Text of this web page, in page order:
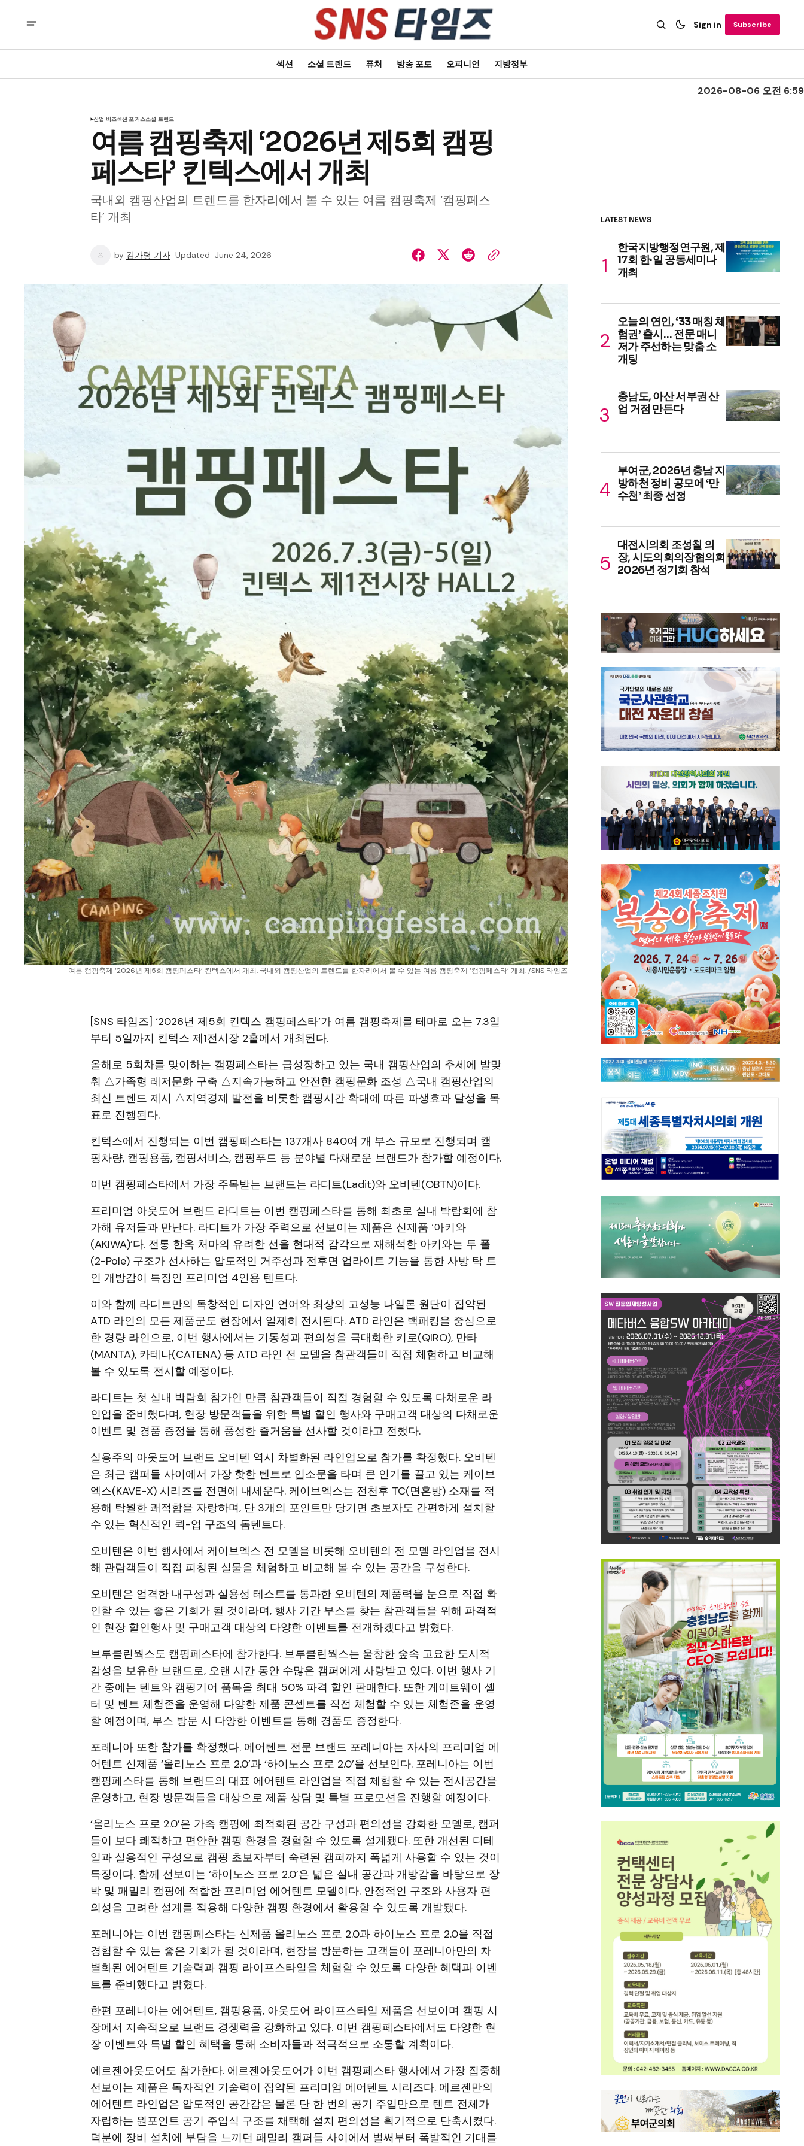
Sign in Subscribe
섹션 소셜 트렌드 퓨처 방송 포토 오피니언 지방정부
2026-08-06 오전 6:59
산업 비즈섹션 포커스소셜 트렌드
여름 캠핑축제 ‘2026년 제5회 캠핑
페스타’ 킨텍스에서 개최
국내외 캠핑산업의 트렌드를 한자리에서 볼 수 있는 여름 캠핑축제 ‘캠핑페스
타’ 개최
by 김가령 기자 Updated June 24, 2026
여름 캠핑축제 ‘2026년 제5회 캠핑페스타’ 킨텍스에서 개최. 국내외 캠핑산업의 트렌드를 한자리에서 볼 수 있는 여름 캠핑축제 ‘캠핑페스타’ 개최. /SNS 타임즈
[SNS 타임즈] ‘2026년 제5회 킨텍스 캠핑페스타’가 여름 캠핑축제를 테마로 오는 7.3일
부터 5일까지 킨텍스 제1전시장 2홀에서 개최된다.
올해로 5회차를 맞이하는 캠핑페스타는 급성장하고 있는 국내 캠핑산업의 추세에 발맞
춰 △가족형 레저문화 구축 △지속가능하고 안전한 캠핑문화 조성 △국내 캠핑산업의
최신 트렌드 제시 △지역경제 발전을 비롯한 캠핑시간 확대에 따른 파생효과 달성을 목
표로 진행된다.
킨텍스에서 진행되는 이번 캠핑페스타는 137개사 840여 개 부스 규모로 진행되며 캠
핑차량, 캠핑용품, 캠핑서비스, 캠핑푸드 등 분야별 다채로운 브랜드가 참가할 예정이다.
이번 캠핑페스타에서 가장 주목받는 브랜드는 라디트(Ladit)와 오비텐(OBTN)이다.
프리미엄 아웃도어 브랜드 라디트는 이번 캠핑페스타를 통해 최초로 실내 박람회에 참
가해 유저들과 만난다. 라디트가 가장 주력으로 선보이는 제품은 신제품 ‘아키와
(AKIWA)’다. 전통 한옥 처마의 유려한 선을 현대적 감각으로 재해석한 아키와는 투 폴
(2-Pole) 구조가 선사하는 압도적인 거주성과 전후면 업라이트 기능을 통한 사방 탁 트
인 개방감이 특징인 프리미엄 4인용 텐트다.
이와 함께 라디트만의 독창적인 디자인 언어와 최상의 고성능 나일론 원단이 집약된
ATD 라인의 모든 제품군도 현장에서 일제히 전시된다. ATD 라인은 백패킹을 중심으로
한 경량 라인으로, 이번 행사에서는 기동성과 편의성을 극대화한 키로(QIRO), 만타
(MANTA), 카테나(CATENA) 등 ATD 라인 전 모델을 참관객들이 직접 체험하고 비교해
볼 수 있도록 전시할 예정이다.
라디트는 첫 실내 박람회 참가인 만큼 참관객들이 직접 경험할 수 있도록 다채로운 라
인업을 준비했다며, 현장 방문객들을 위한 특별 할인 행사와 구매고객 대상의 다채로운
이벤트 및 경품 증정을 통해 풍성한 즐거움을 선사할 것이라고 전했다.
실용주의 아웃도어 브랜드 오비텐 역시 차별화된 라인업으로 참가를 확정했다. 오비텐
은 최근 캠퍼들 사이에서 가장 핫한 텐트로 입소문을 타며 큰 인기를 끌고 있는 케이브
엑스(KAVE-X) 시리즈를 전면에 내세운다. 케이브엑스는 전천후 TC(면혼방) 소재를 적
용해 탁월한 쾌적함을 자랑하며, 단 3개의 포인트만 당기면 초보자도 간편하게 설치할
수 있는 혁신적인 퀵-업 구조의 돔텐트다.
오비텐은 이번 행사에서 케이브엑스 전 모델을 비롯해 오비텐의 전 모델 라인업을 전시
해 관람객들이 직접 피칭된 실물을 체험하고 비교해 볼 수 있는 공간을 구성한다.
오비텐은 엄격한 내구성과 실용성 테스트를 통과한 오비텐의 제품력을 눈으로 직접 확
인할 수 있는 좋은 기회가 될 것이라며, 행사 기간 부스를 찾는 참관객들을 위해 파격적
인 현장 할인행사 및 구매고객 대상의 다양한 이벤트를 전개하겠다고 밝혔다.
브루클린웍스도 캠핑페스타에 참가한다. 브루클린웍스는 울창한 숲속 고요한 도시적
감성을 보유한 브랜드로, 오랜 시간 동안 수많은 캠퍼에게 사랑받고 있다. 이번 행사 기
간 중에는 텐트와 캠핑기어 품목을 최대 50% 파격 할인 판매한다. 또한 게이트웨이 셸
터 및 텐트 체험존을 운영해 다양한 제품 콘셉트를 직접 체험할 수 있는 체험존을 운영
할 예정이며, 부스 방문 시 다양한 이벤트를 통해 경품도 증정한다.
포레니아 또한 참가를 확정했다. 에어텐트 전문 브랜드 포레니아는 자사의 프리미엄 에
어텐트 신제품 ‘올리노스 프로 2.0’과 ‘하이노스 프로 2.0’을 선보인다. 포레니아는 이번
캠핑페스타를 통해 브랜드의 대표 에어텐트 라인업을 직접 체험할 수 있는 전시공간을
운영하고, 현장 방문객들을 대상으로 제품 상담 및 특별 프로모션을 진행할 예정이다.
‘올리노스 프로 2.0’은 가족 캠핑에 최적화된 공간 구성과 편의성을 강화한 모델로, 캠퍼
들이 보다 쾌적하고 편안한 캠핑 환경을 경험할 수 있도록 설계됐다. 또한 개선된 디테
일과 실용적인 구성으로 캠핑 초보자부터 숙련된 캠퍼까지 폭넓게 사용할 수 있는 것이
특징이다. 함께 선보이는 ‘하이노스 프로 2.0’은 넓은 실내 공간과 개방감을 바탕으로 장
박 및 패밀리 캠핑에 적합한 프리미엄 에어텐트 모델이다. 안정적인 구조와 사용자 편
의성을 고려한 설계를 적용해 다양한 캠핑 환경에서 활용할 수 있도록 개발됐다.
포레니아는 이번 캠핑페스타는 신제품 올리노스 프로 2.0과 하이노스 프로 2.0을 직접
경험할 수 있는 좋은 기회가 될 것이라며, 현장을 방문하는 고객들이 포레니아만의 차
별화된 에어텐트 기술력과 캠핑 라이프스타일을 체험할 수 있도록 다양한 혜택과 이벤
트를 준비했다고 밝혔다.
한편 포레니아는 에어텐트, 캠핑용품, 아웃도어 라이프스타일 제품을 선보이며 캠핑 시
장에서 지속적으로 브랜드 경쟁력을 강화하고 있다. 이번 캠핑페스타에서도 다양한 현
장 이벤트와 특별 할인 혜택을 통해 소비자들과 적극적으로 소통할 계획이다.
에르젠아웃도어도 참가한다. 에르젠아웃도어가 이번 캠핑페스타 행사에서 가장 집중해
선보이는 제품은 독자적인 기술력이 집약된 프리미엄 에어텐트 시리즈다. 에르젠만의
에어텐트 라인업은 압도적인 공간감은 물론 단 한 번의 공기 주입만으로 텐트 전체가
자립하는 원포인트 공기 주입식 구조를 채택해 설치 편의성을 획기적으로 단축시켰다.
덕분에 장비 설치에 부담을 느끼던 패밀리 캠퍼들 사이에서 벌써부터 폭발적인 기대를
LATEST NEWS
한국지방행정연구원, 제
17회 한·일 공동세미나
개최
오늘의 연인, ‘33 매칭 체
험권’ 출시… 전문 매니
저가 주선하는 맞춤 소
개팅
충남도, 아산 서부권 산
업 거점 만든다
부여군, 2026년 충남 지
방하천 정비 공모에 ‘만
수천’ 최종 선정
대전시의회 조성칠 의
장, 시도의회의장협의회
2026년 정기회 참석